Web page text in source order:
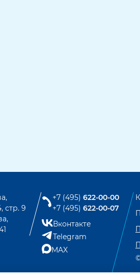
стр. 9
+7 (495)622-00-00
+7 (495)622-00-07
Вконтакте
Telegram
MAX